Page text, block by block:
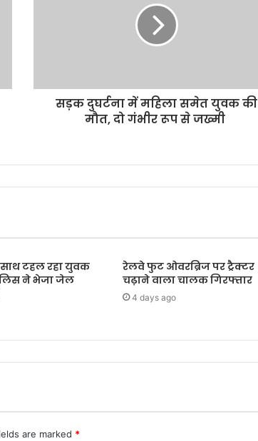
सड़क दुघर्टना में महिला समेत युवक की
मौत, दो गंभीर रूप से जख्मी
साथ टहल रहा युवक
ने भेजा जेल
रेलवे फुट ओवरब्रिज पर ट्रैक्टर
चढ़ाने वाला चालक गिरफ्तार
4 days ago
are marked *